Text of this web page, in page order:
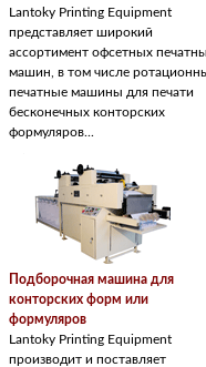
Lantoky Printing Equipment
представляет широкий
ассортимент офсетных
машин, в том числе
печатные машины для печати
бесконечных конторских
формуляров...
Подборочная машина для
конторских форм или
формуляров
Lantoky Printing Equipment
производит и поставляет